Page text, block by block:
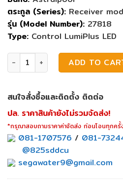
ตระกูล (Series): Receiver
รุ่น (Model Number): 27818
Type: Control LumiPlus LED
Astralpool ReceiverADD TO
สนใจสั่งซื้อและติดตั้ง ติดต่อ
ปล. ราคาสินค้ายังไม่รวมจัดส่ง!
*กรุณาสอบถามราคาค่าจัดส่ง ก่อนโอนทุกครั้
081-1707576 / 081-
@825sddcu
segawater9@gmail.com